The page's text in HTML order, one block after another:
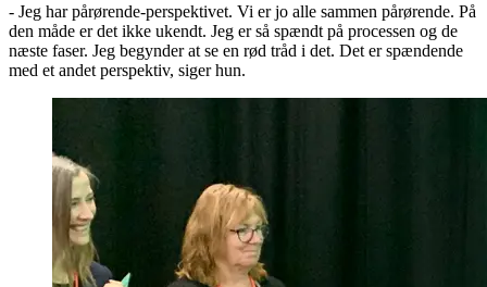
- Jeg har pårørende-perspektivet. Vi er jo alle sammen pårørende. På
den måde er det ikke ukendt. Jeg er så spændt på processen og de
næste faser. Jeg begynder at se en rød tråd i det. Det er spændende
med et andet perspektiv, siger hun.